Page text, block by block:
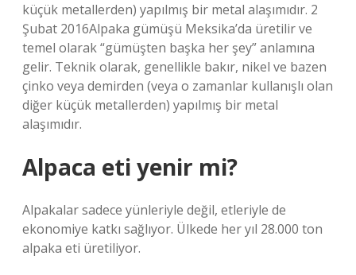
küçük metallerden) yapılmış bir metal alaşımıdır. 2
Şubat 2016Alpaka gümüşü Meksika’da üretilir ve
temel olarak “gümüşten başka her şey” anlamına
gelir. Teknik olarak, genellikle bakır, nikel ve bazen
çinko veya demirden (veya o zamanlar kullanışlı olan
diğer küçük metallerden) yapılmış bir metal
alaşımıdır.
Alpaca eti yenir mi?
Alpakalar sadece yünleriyle değil, etleriyle de
ekonomiye katkı sağlıyor. Ülkede her yıl 28.000 ton
alpaka eti üretiliyor.